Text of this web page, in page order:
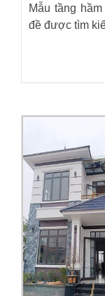
Mẫu tầng
đề được tìm